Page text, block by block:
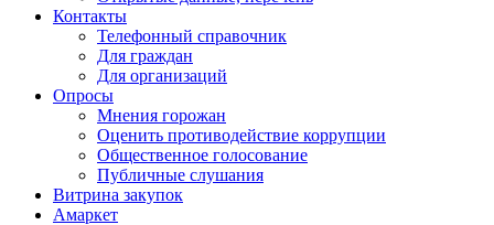
Контакты
Телефонный справочник
Для граждан
Для организаций
Опросы
Мнения горожан
Оценить противодействие коррупции
Общественное голосование
Публичные слушания
Витрина закупок
Амаркет